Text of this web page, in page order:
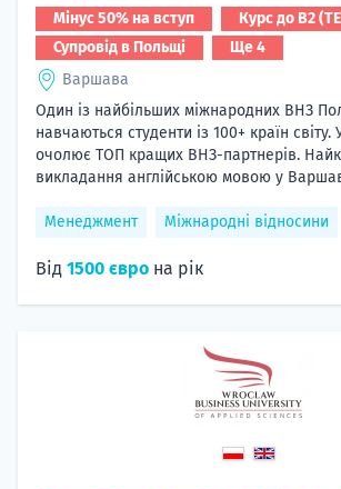
Мінус 50% на вступ
Курс до B2
Супровід в Польщі
Ще 4
Варшава
Один із найбільших міжнародних ВНЗ
навчаються студенти із 100+ країн світу.
очолює ТОП кращих ВНЗ-партнерів.
викладання англійською мовою у
Менеджмент Міжнародні відносини
Від 1500 євро на рік